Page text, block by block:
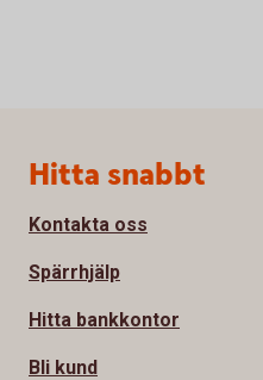
Sidfot
Hitta snabbt
Kontakta oss
Spärrhjälp
Hitta bankkontor
Bli kund